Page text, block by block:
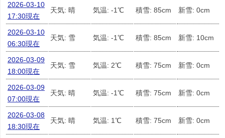
2026-03-10
17:30現在
天気: 晴 気温: -1℃ 積雪: 85cm 新雪: 0cm
2026-03-10
06:30現在
天気: 雪 気温: -1℃ 積雪: 85cm 新雪: 10cm
2026-03-09
18:00現在
天気: 雪 気温: 2℃ 積雪: 75cm 新雪: 0cm
2026-03-09
07:00現在
天気: 晴 気温: -1℃ 積雪: 75cm 新雪: 0cm
2026-03-08
18:30現在
天気: 晴 気温: 1℃ 積雪: 75cm 新雪: 0cm